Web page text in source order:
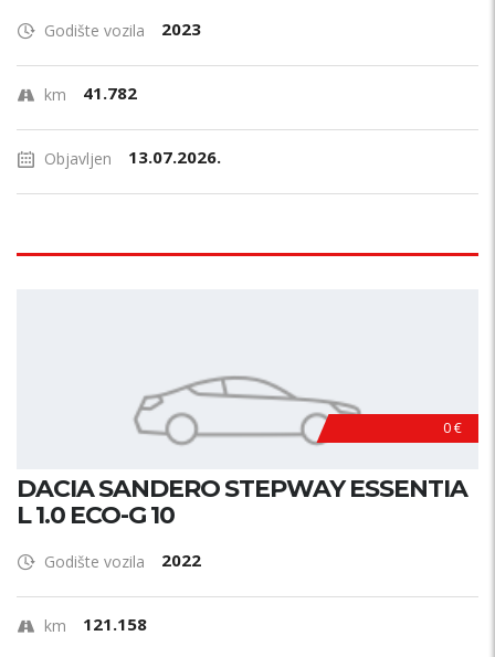
Godište vozila 2023
km 41.782
Objavljen 13.07.2026.
0 €
DACIA SANDERO STEPWAY ESSENTIA
L 1.0 ECO-G 10
Godište vozila 2022
km 121.158